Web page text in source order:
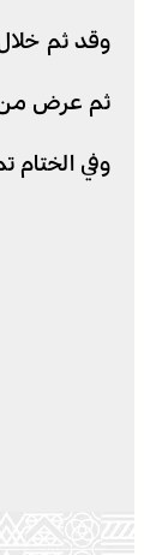
وقد ثم
ثم عرض من
وفي الختام